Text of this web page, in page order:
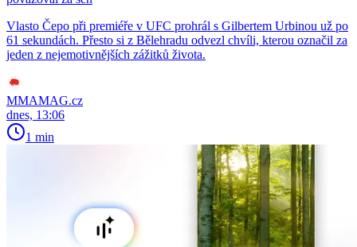
Vlasto Čepo při premiéře v UFC prohrál s Gilbertem Urbinou už po
61 sekundách. Přesto si z Bělehradu odvezl chvíli, kterou označil za
jeden z nejemotivnějších zážitků života.
MMAMAG.cz
dnes, 13:06
1 min